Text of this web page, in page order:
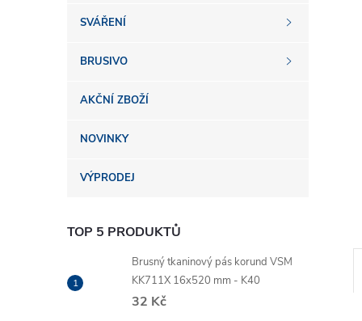
p
a
n
SVÁŘENÍ
BRUSIVO
AKČNÍ ZBOŽÍ
NOVINKY
VÝPRODEJ
TOP 5 PRODUKTŮ
Brusný tkaninový pás korund VSM
KK711X 16x520 mm - K40
32 Kč